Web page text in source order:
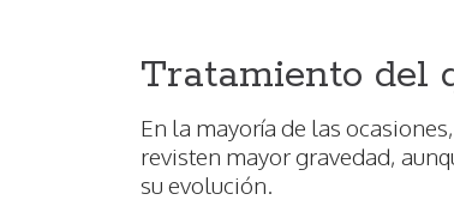
Tratamiento del
En la mayoría de las
revisten mayor gravedad,
su evolución.